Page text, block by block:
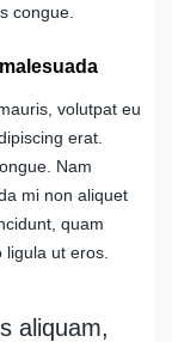
congue.
volutpat eu
erat.
Nam
mi non aliquet
quam
ut eros.
aliquam,